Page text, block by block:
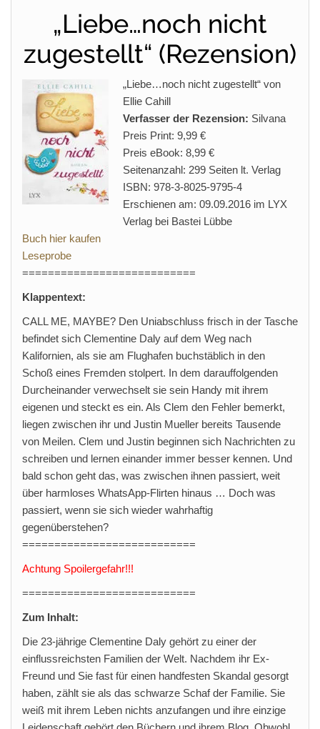
„Liebe…noch nicht
zugestellt“ (Rezension)
„Liebe…noch nicht zugestellt“ von
Ellie Cahill
Verfasser der Rezension: Silvana
Preis Print: 9,99 €
Preis eBook: 8,99 €
Seitenanzahl: 299 Seiten lt. Verlag
ISBN: 978-3-8025-9795-4
Erschienen am: 09.09.2016 im LYX
Verlag bei Bastei Lübbe
Buch hier kaufen
Leseprobe
===========================
Klappentext:
CALL ME, MAYBE? Den Uniabschluss frisch in der Tasche
befindet sich Clementine Daly auf dem Weg nach
Kalifornien, als sie am Flughafen buchstäblich in den
Schoß eines Fremden stolpert. In dem darauffolgenden
Durcheinander verwechselt sie sein Handy mit ihrem
eigenen und steckt es ein. Als Clem den Fehler bemerkt,
liegen zwischen ihr und Justin Mueller bereits Tausende
von Meilen. Clem und Justin beginnen sich Nachrichten zu
schreiben und lernen einander immer besser kennen. Und
bald schon geht das, was zwischen ihnen passiert, weit
über harmloses WhatsApp-Flirten hinaus … Doch was
passiert, wenn sie sich wieder wahrhaftig
gegenüberstehen?
===========================
Achtung Spoilergefahr!!!
===========================
Zum Inhalt:
Die 23-jährige Clementine Daly gehört zu einer der
einflussreichsten Familien der Welt. Nachdem ihr Ex-
Freund und Sie fast für einen handfesten Skandal gesorgt
haben, zählt sie als das schwarze Schaf der Familie. Sie
weiß mit ihrem Leben nichts anzufangen und ihre einzige